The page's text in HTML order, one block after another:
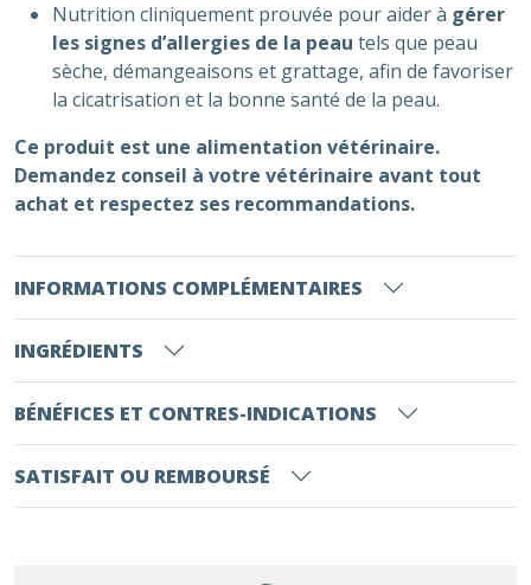
Nutrition cliniquement prouvée pour aider à gérer
les signes d’allergies de la peau tels que peau
sèche, démangeaisons et grattage, afin de favoriser
la cicatrisation et la bonne santé de la peau.
Ce produit est une alimentation vétérinaire.
Demandez conseil à votre vétérinaire avant tout
achat et respectez ses recommandations.
INFORMATIONS COMPLÉMENTAIRES
INGRÉDIENTS
BÉNÉFICES ET CONTRES-INDICATIONS
SATISFAIT OU REMBOURSÉ